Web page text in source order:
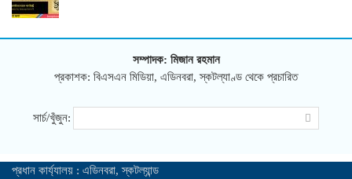
সম্পাদক: মিজান রহমান
প্রকাশক: বিএসএন মিডিয়া, এডিনবরা, স্কটল্যাণ্ড থেকে প্রচারিত
সার্চ/খুঁজুন:
প্রধান কার্য্যালয় : এডিনবরা, স্কটল্যান্ড